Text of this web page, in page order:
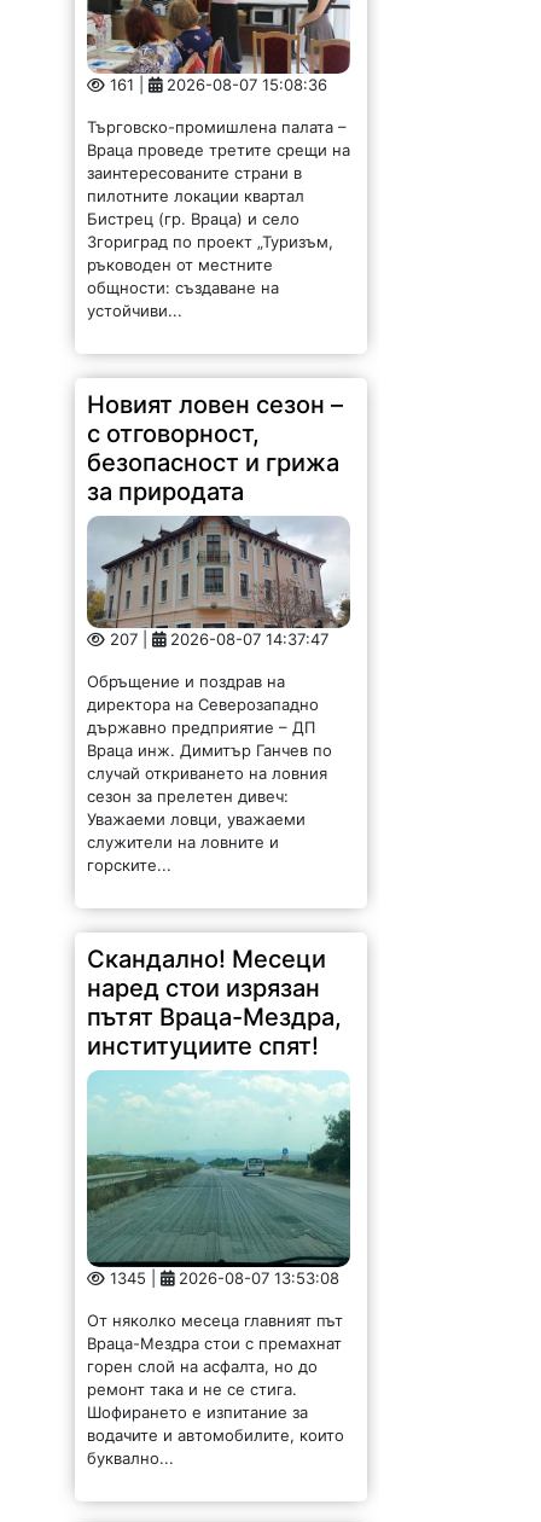
161 | 2026-08-07 15:08:36
Търговско-промишлена палата –
Враца проведе третите срещи на
заинтересованите страни в
пилотните локации квартал
Бистрец (гр. Враца) и село
Згориград по проект „Туризъм,
ръководен от местните
общности: създаване на
устойчиви...
Новият ловен сезон –
с отговорност,
безопасност и грижа
за природата
207 | 2026-08-07 14:37:47
Обръщение и поздрав на
директора на Северозападно
държавно предприятие – ДП
Враца инж. Димитър Ганчев по
случай откриването на ловния
сезон за прелетен дивеч:
Уважаеми ловци, уважаеми
служители на ловните и
горските...
Скандално! Месеци
наред стои изрязан
пътят Враца-Мездра,
институциите спят!
1345 | 2026-08-07 13:53:08
От няколко месеца главният път
Враца-Мездра стои с премахнат
горен слой на асфалта, но до
ремонт така и не се стига.
Шофирането е изпитание за
водачите и автомобилите, които
буквално...